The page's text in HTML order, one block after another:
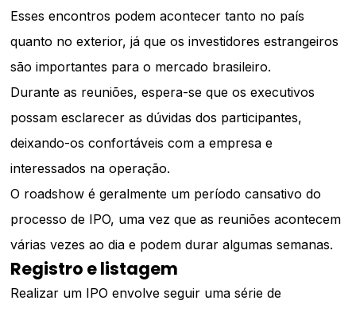
Esses encontros podem acontecer tanto no país
quanto no exterior, já que os investidores estrangeiros
são importantes para o mercado brasileiro.
Durante as reuniões, espera-se que os executivos
possam esclarecer as dúvidas dos participantes,
deixando-os confortáveis com a empresa e
interessados na operação.
O roadshow é geralmente um período cansativo do
processo de IPO, uma vez que as reuniões acontecem
várias vezes ao dia e podem durar algumas semanas.
Registro e listagem
Realizar um IPO envolve seguir uma série de